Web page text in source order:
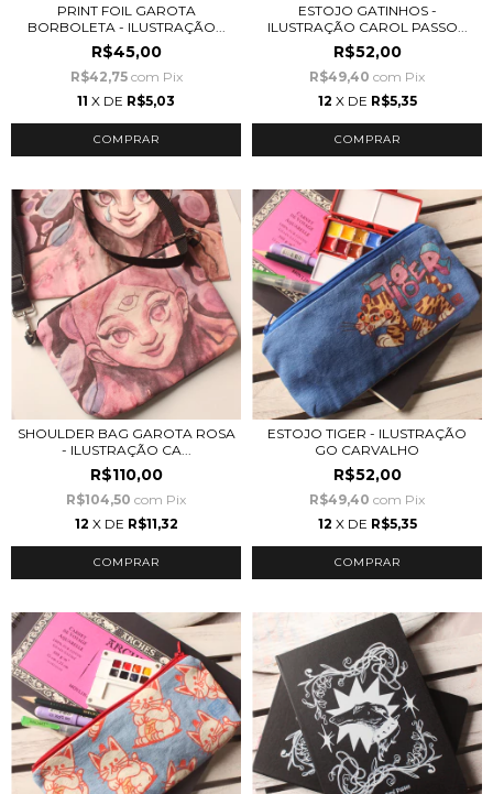
PRINT FOIL GAROTA
BORBOLETA - ILUSTRAÇÃO...
R$45,00
R$42,75 com Pix
11 X DE R$5,03
ESTOJO GATINHOS -
ILUSTRAÇÃO CAROL PASSO...
R$52,00
R$49,40 com Pix
12 X DE R$5,35
SHOULDER BAG GAROTA ROSA
- ILUSTRAÇÃO CA...
R$110,00
R$104,50 com Pix
12 X DE R$11,32
ESTOJO TIGER - ILUSTRAÇÃO
GO CARVALHO
R$52,00
R$49,40 com Pix
12 X DE R$5,35